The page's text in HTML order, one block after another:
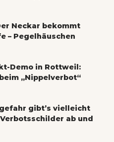
Neckar bekommt
– Pegelhäuschen
Demo in Rottweil:
„Nippelverbot“
gibt’s vielleicht
ab und